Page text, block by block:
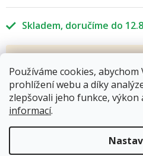
Používáme cookies,
prohlížení webu a díky
zlepšovali jeho funkce, výkon
informací.
Skladem
Měrná
cena: